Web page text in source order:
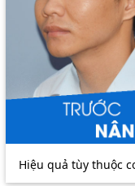
Hiệu quả tùy thuộc